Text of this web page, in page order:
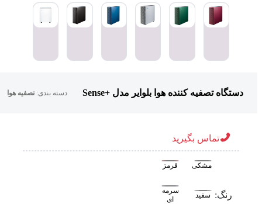
دستگاه تصفیه کننده هوا بلوایر مدل +Sense دسته بندی:تصفیه هوا
تماس بگیرید
رنگ:
مشکی قرمز
سفید
سرمه
ای